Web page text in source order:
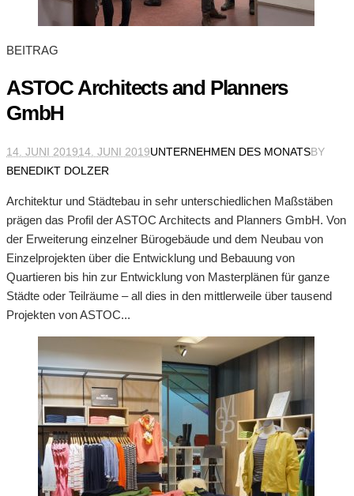
BEITRAG
ASTOC Architects and Planners
GmbH
14. JUNI 201914. JUNI 2019UNTERNEHMEN DES MONATSBY
BENEDIKT DOLZER
Architektur und Städtebau in sehr unterschiedlichen Maßstäben
prägen das Profil der ASTOC Architects and Planners GmbH. Von
der Erweiterung einzelner Bürogebäude und dem Neubau von
Einzelprojekten über die Entwicklung und Bebauung von
Quartieren bis hin zur Entwicklung von Masterplänen für ganze
Städte oder Teilräume – all dies in den mittlerweile über tausend
Projekten von ASTOC...